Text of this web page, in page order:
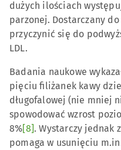
dużych ilościach
parzonej. Dostarczany
przyczynić się do
LDL.
Badania naukowe
pięciu filiżanek kawy
długofalowej (nie mniej
spowodować wzrost
8%[8]. Wystarczy jednak
pomaga w usunięciu